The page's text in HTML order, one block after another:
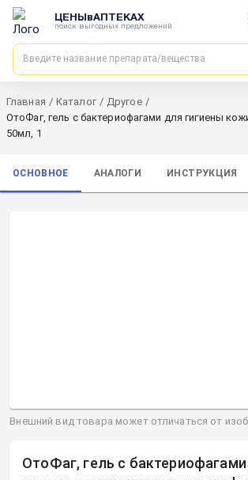
ЦЕНЫвАПТЕКАХ
поиск выгодных предложений
Главная / Каталог / Другое /
ОтоФаг, гель с бактериофагами для гигиены
50мл, 1
ОСНОВНОЕ АНАЛОГИ ИНСТРУКЦИЯ
ОтоФаг, гель с
Внешний вид товара может отличаться от